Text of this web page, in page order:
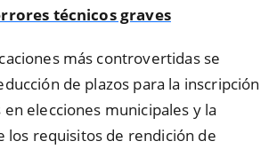
técnicos graves
más controvertidas se
de plazos para la inscripción
elecciones municipales y la
los requisitos de rendición de